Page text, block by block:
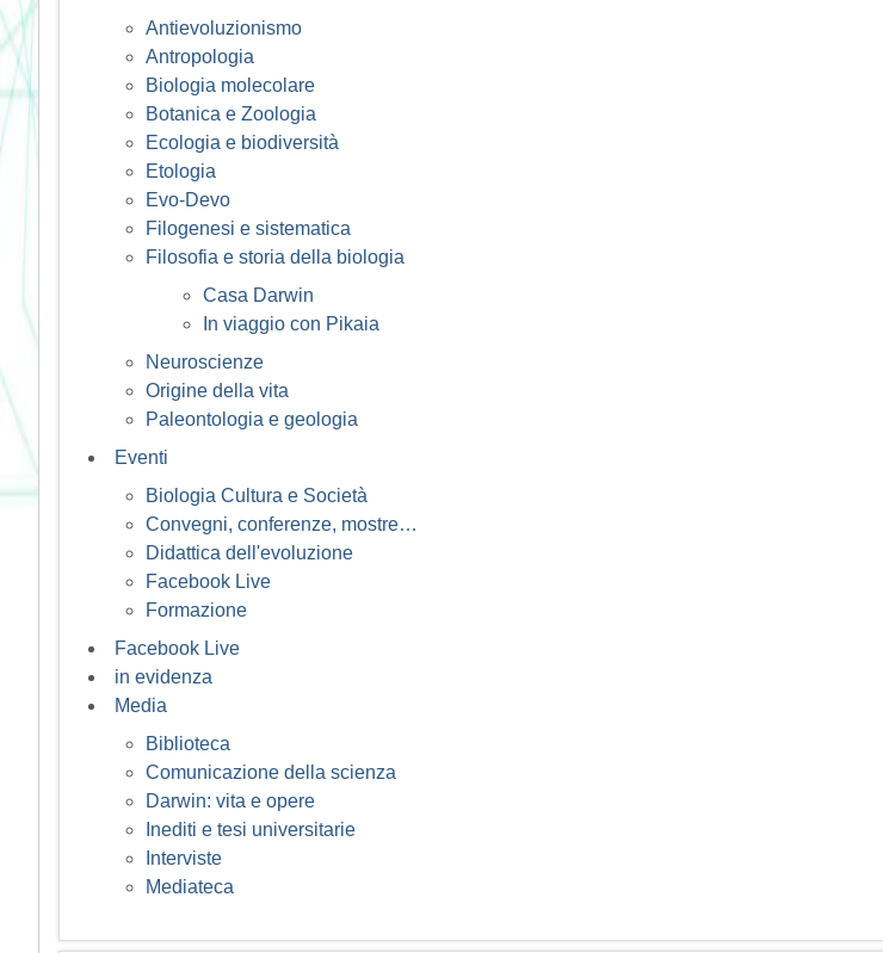
Antievoluzionismo
Antropologia
Biologia molecolare
Botanica e Zoologia
Ecologia e biodiversità
Etologia
Evo-Devo
Filogenesi e sistematica
Filosofia e storia della biologia
Casa Darwin
In viaggio con Pikaia
Neuroscienze
Origine della vita
Paleontologia e geologia
Eventi
Biologia Cultura e Società
Convegni, conferenze, mostre…
Didattica dell'evoluzione
Facebook Live
Formazione
Facebook Live
in evidenza
Media
Biblioteca
Comunicazione della scienza
Darwin: vita e opere
Inediti e tesi universitarie
Interviste
Mediateca